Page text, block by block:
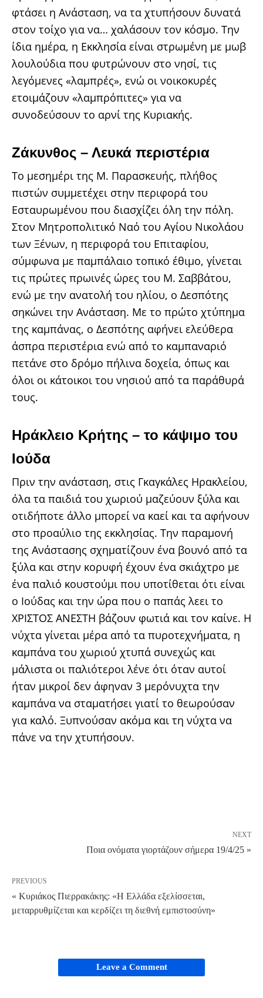
φτάσει η Ανάσταση, να τα χτυπήσουν δυνατά
στον τοίχο για να… χαλάσουν τον κόσμο. Την
ίδια ημέρα, η Εκκλησία είναι στρωμένη με μωβ
λουλούδια που φυτρώνουν στο νησί, τις
λεγόμενες «λαμπρές», ενώ οι νοικοκυρές
ετοιμάζουν «λαμπρόπιτες» για να
συνοδεύσουν το αρνί της Κυριακής.
Ζάκυνθος – Λευκά περιστέρια
Το μεσημέρι της Μ. Παρασκευής, πλήθος
πιστών συμμετέχει στην περιφορά του
Εσταυρωμένου που διασχίζει όλη την πόλη.
Στον Μητροπολιτικό Ναό του Αγίου Νικολάου
των Ξένων, η περιφορά του Επιταφίου,
σύμφωνα με παμπάλαιο τοπικό έθιμο, γίνεται
τις πρώτες πρωινές ώρες του Μ. Σαββάτου,
ενώ με την ανατολή του ηλίου, ο Δεσπότης
σηκώνει την Ανάσταση. Με το πρώτο χτύπημα
της καμπάνας, ο Δεσπότης αφήνει ελεύθερα
άσπρα περιστέρια ενώ από το καμπαναριό
πετάνε στο δρόμο πήλινα δοχεία, όπως και
όλοι οι κάτοικοι του νησιού από τα παράθυρά
τους.
Ηράκλειο Κρήτης – το κάψιμο του
Ιούδα
Πριν την ανάσταση, στις Γκαγκάλες Ηρακλείου,
όλα τα παιδιά του χωριού μαζεύουν ξύλα και
οτιδήποτε άλλο μπορεί να καεί και τα αφήνουν
στο προαύλιο της εκκλησίας. Την παραμονή
της Ανάστασης σχηματίζουν ένα βουνό από τα
ξύλα και στην κορυφή έχουν ένα σκιάχτρο με
ένα παλιό κουστούμι που υποτίθεται ότι είναι
ο Ιούδας και την ώρα που ο παπάς λεει το
ΧΡΙΣΤΟΣ ΑΝΕΣΤΗ βάζουν φωτιά και τον καίνε. Η
νύχτα γίνεται μέρα από τα πυροτεχνήματα, η
καμπάνα του χωριού χτυπά συνεχώς και
μάλιστα οι παλιότεροι λένε ότι όταν αυτοί
ήταν μικροί δεν άφηναν 3 μερόνυχτα την
καμπάνα να σταματήσει γιατί το θεωρούσαν
για καλό. Ξυπνούσαν ακόμα και τη νύχτα να
πάνε να την χτυπήσουν.
NEXT
Ποια ονόματα γιορτάζουν σήμερα 19/4/25 »
PREVIOUS
« Κυριάκος Πιερρακάκης: «Η Ελλάδα εξελίσσεται,
μεταρρυθμίζεται και κερδίζει τη διεθνή εμπιστοσύνη»
Leave a Comment